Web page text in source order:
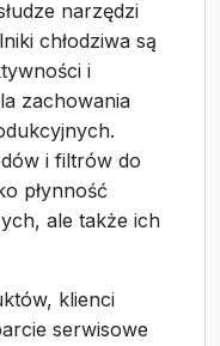
narzędzi
chłodziwa są
i
zachowania
i filtrów do
płynność
ale także ich
klienci
serwisowe